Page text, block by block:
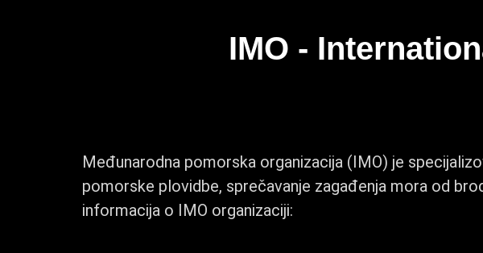
IMO -
Međunarodna pomorska organizacija (IMO) je
pomorske plovidbe, sprečavanje zagađenja mora od
informacija o IMO organizaciji: